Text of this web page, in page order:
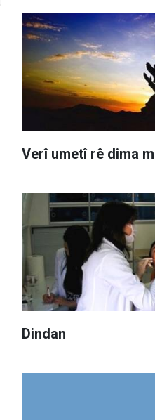
Verî umetî rê dima
Dindan